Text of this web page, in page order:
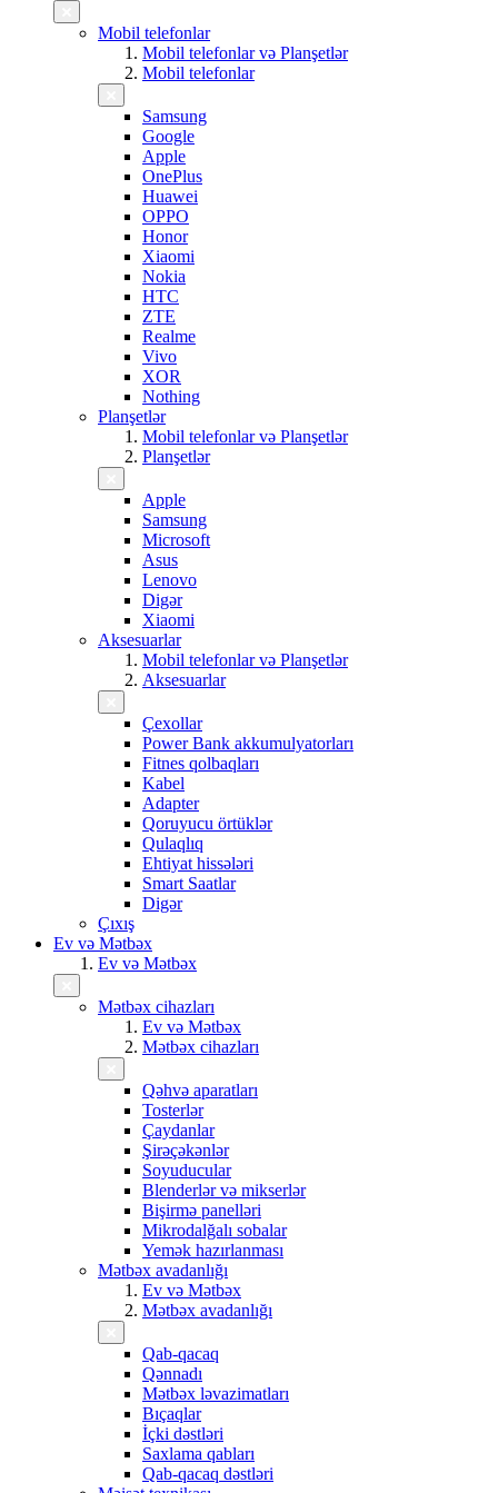
Mobil telefonlar
Mobil telefonlar və Planşetlər
Mobil telefonlar
Samsung
Google
Apple
OnePlus
Huawei
OPPO
Honor
Xiaomi
Nokia
HTC
ZTE
Realme
Vivo
XOR
Nothing
Planşetlər
Mobil telefonlar və Planşetlər
Planşetlər
Apple
Samsung
Microsoft
Asus
Lenovo
Digər
Xiaomi
Aksesuarlar
Mobil telefonlar və Planşetlər
Aksesuarlar
Çexollar
Power Bank akkumulyatorları
Fitnes qolbaqları
Kabel
Adapter
Qoruyucu örtüklər
Qulaqlıq
Ehtiyat hissələri
Smart Saatlar
Digər
Çıxış
Ev və Mətbəx
Ev və Mətbəx
Mətbəx cihazları
Ev və Mətbəx
Mətbəx cihazları
Qəhvə aparatları
Tosterlər
Çaydanlar
Şirəçəkənlər
Soyuducular
Blenderlər və mikserlər
Bişirmə panelləri
Mikrodalğalı sobalar
Yemək hazırlanması
Mətbəx avadanlığı
Ev və Mətbəx
Mətbəx avadanlığı
Qab-qacaq
Qənnadı
Mətbəx ləvazimatları
Bıçaqlar
İçki dəstləri
Saxlama qabları
Qab-qacaq dəstləri